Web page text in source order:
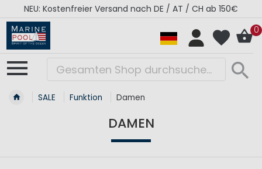
NEU: Kostenfreier Versand nach DE / AT / CH ab 150€
0
SALE Funktion Damen
DAMEN